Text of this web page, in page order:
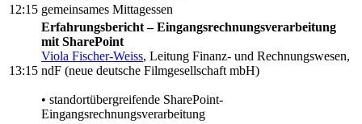
12:15 gemeinsames Mittagessen
13:15
Erfahrungsbericht – Eingangsrechnungsverarbeitung
mit SharePoint
Viola Fischer-Weiss, Leitung Finanz- und Rechnungswesen,
ndF (neue deutsche Filmgesellschaft mbH)
• standortübergreifende SharePoint-
Eingangsrechnungsverarbeitung